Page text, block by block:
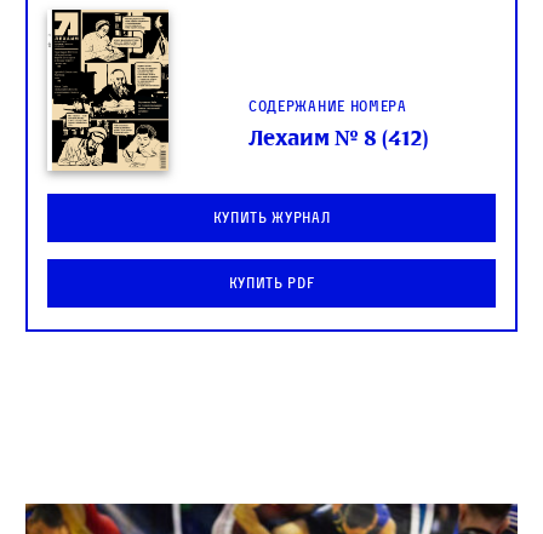
Содержание номера
Лехаим № 8 (412)
Купить журнал
Купить PDF